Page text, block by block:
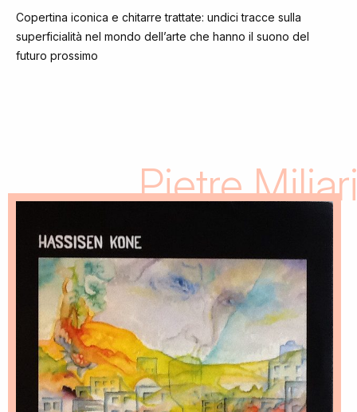
Copertina iconica e chitarre trattate: undici tracce sulla
superficialità nel mondo dell’arte che hanno il suono del
futuro prossimo
Pietre